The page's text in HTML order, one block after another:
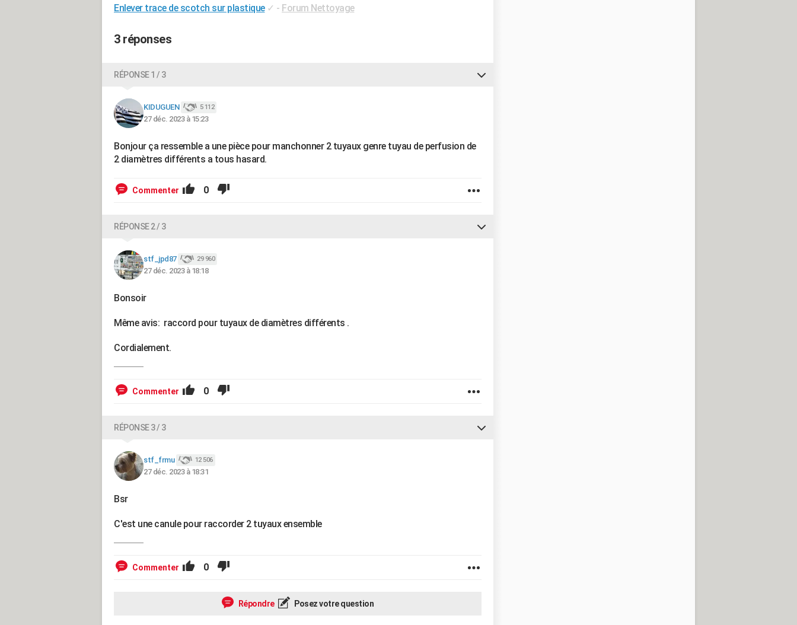
Enlever trace de scotch sur plastique ✓ - Forum Nettoyage
3 réponses
RÉPONSE 1 / 3
KIDUGUEN 5 112
27 déc. 2023 à 15:23
Bonjour ça ressemble a une pièce pour manchonner 2 tuyaux genre tuyau de perfusion de
2 diamètres différents a tous hasard.
Commenter 0
RÉPONSE 2 / 3
stf_jpd87 29 960
27 déc. 2023 à 18:18
Bonsoir
Même avis: raccord pour tuyaux de diamètres différents .
Cordialement.
Commenter 0
RÉPONSE 3 / 3
stf_frmu 12 506
27 déc. 2023 à 18:31
Bsr
C'est une canule pour raccorder 2 tuyaux ensemble
Commenter 0
Répondre Posez votre question